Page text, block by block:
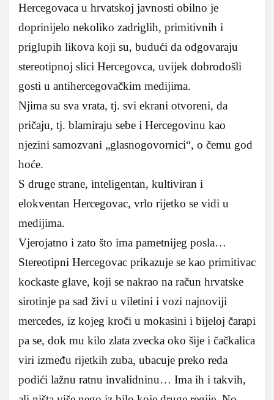
Hercegovaca u hrvatskoj javnosti obilno je
doprinijelo nekoliko zadriglih, primitivnih i
priglupih likova koji su, budući da odgovaraju
stereotipnoj slici Hercegovca, uvijek dobrodošli
gosti u antihercegovačkim medijima.
Njima su sva vrata, tj. svi ekrani otvoreni, da
pričaju, tj. blamiraju sebe i Hercegovinu kao
njezini samozvani „glasnogovornici“, o čemu god
hoće.
S druge strane, inteligentan, kultiviran i
elokventan Hercegovac, vrlo rijetko se vidi u
medijima.
Vjerojatno i zato što ima pametnijeg posla…
Stereotipni Hercegovac prikazuje se kao primitivac
kockaste glave, koji se nakrao na račun hrvatske
sirotinje pa sad živi u viletini i vozi najnoviji
mercedes, iz kojeg kroči u mokasini i bijeloj čarapi
pa se, dok mu kilo zlata zvecka oko šije i čačkalica
viri između rijetkih zuba, ubacuje preko reda
podići lažnu ratnu invalidninu… Ima ih i takvih,